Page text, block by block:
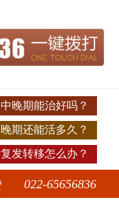
晚期能治好吗？
期还能活多久？
发转移怎么办？
022-65656836